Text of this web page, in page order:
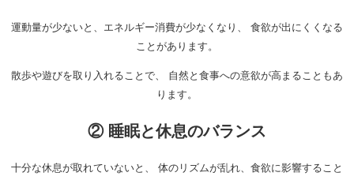
運動量が少ないと、エネルギー消費が少なくなり、 食欲が出にくくなる
ことがあります。
散歩や遊びを取り入れることで、 自然と食事への意欲が高まることもあ
ります。
② 睡眠と休息のバランス
十分な休息が取れていないと、 体のリズムが乱れ、食欲に影響すること